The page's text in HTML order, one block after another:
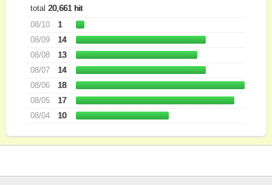
total 20,661 hit
08/10
1
08/09
14
08/08
13
08/07
14
08/06
18
08/05
17
08/04
10